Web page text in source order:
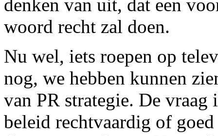
denken van uit, dat een
woord recht zal doen.
Nu wel, iets roepen op
nog, we hebben kunnen
van PR strategie. De
beleid rechtvaardig of